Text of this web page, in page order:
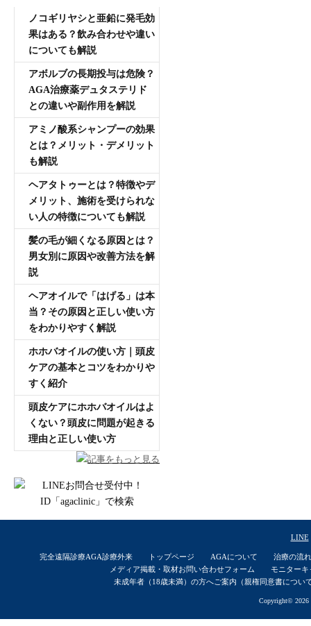
ノコギリヤシと亜鉛に発毛効
果はある？飲み合わせや違い
についても解説
アボルブの長期投与は危険？
AGA治療薬デュタステリド
との違いや副作用を解説
アミノ酸系シャンプーの効果
とは？メリット・デメリット
も解説
ヘアタトゥーとは？特徴やデ
メリット、施術を受けられな
い人の特徴についても解説
髪の毛が細くなる原因とは？
男女別に原因や改善方法を解
説
ヘアオイルで「はげる」は本
当？その原因と正しい使い方
をわかりやすく解説
ホホバオイルの使い方｜頭皮
ケアの基本とコツをわかりや
すく紹介
頭皮ケアにホホバオイルはよ
くない？頭皮に問題が起きる
理由と正しい使い方
記事をもっと見る
LINE
完全遠隔診療AGA診療外来 トップページ AGAについて
治療の流れ
メディア掲載・取材お問い合わせフォーム
モニターキ
未成年者（18歳未満）の方へご案内（親権同意書につい
Copyright© 2026